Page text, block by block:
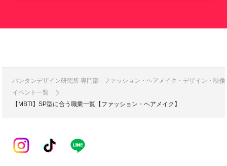
バンタンデザイン研究所 専門部 - ファッション・ヘアメイク・デザイン・映
イベント一覧
【MBTI】SP型に合う職業一覧【ファッション・ヘアメイク】